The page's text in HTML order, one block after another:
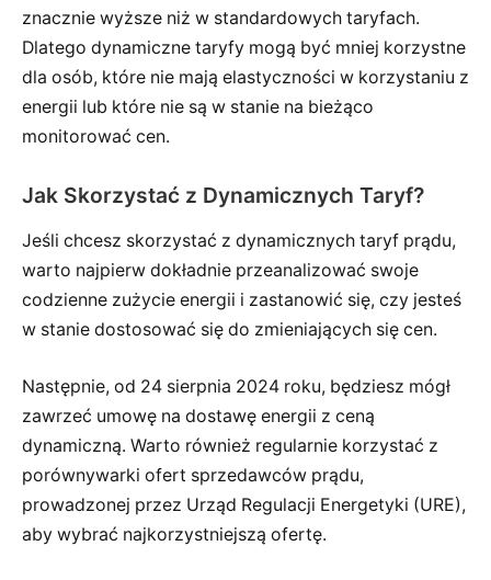
znacznie wyższe niż w standardowych taryfach.
Dlatego dynamiczne taryfy mogą być mniej korzystne
dla osób, które nie mają elastyczności w korzystaniu z
energii lub które nie są w stanie na bieżąco
monitorować cen.
Jak Skorzystać z Dynamicznych Taryf?
Jeśli chcesz skorzystać z dynamicznych taryf prądu,
warto najpierw dokładnie przeanalizować swoje
codzienne zużycie energii i zastanowić się, czy jesteś
w stanie dostosować się do zmieniających się cen.
Następnie, od 24 sierpnia 2024 roku, będziesz mógł
zawrzeć umowę na dostawę energii z ceną
dynamiczną. Warto również regularnie korzystać z
porównywarki ofert sprzedawców prądu,
prowadzonej przez Urząd Regulacji Energetyki (URE),
aby wybrać najkorzystniejszą ofertę.